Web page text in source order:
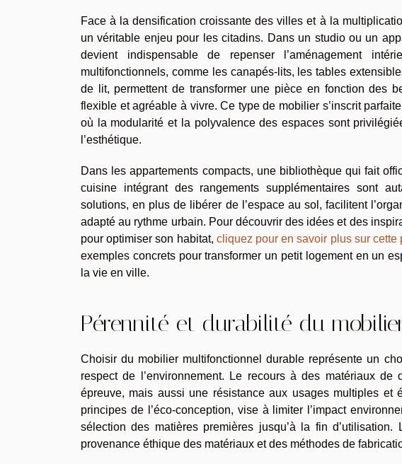
Face à la densification croissante des villes et à la
un véritable enjeu pour les citadins. Dans un studio ou un
devient indispensable de repenser l’aménagement
multifonctionnels, comme les canapés-lits, les tables
de lit, permettent de transformer une pièce en fonction des
flexible et agréable à vivre. Ce type de mobilier s’inscrit
où la modularité et la polyvalence des espaces sont
l’esthétique.
Dans les appartements compacts, une bibliothèque qui fait
cuisine intégrant des rangements supplémentaires sont
solutions, en plus de libérer de l’espace au sol, facilitent
adapté au rythme urbain. Pour découvrir des idées et des
pour optimiser son habitat, cliquez pour en savoir plus sur cette
exemples concrets pour transformer un petit logement en un
la vie en ville.
Pérennité et durabilité du
Choisir du mobilier multifonctionnel durable représente un
respect de l’environnement. Le recours à des matériaux
épreuve, mais aussi une résistance aux usages multiples et
principes de l’éco-conception, vise à limiter l’impact
sélection des matières premières jusqu’à la fin
provenance éthique des matériaux et des méthodes de